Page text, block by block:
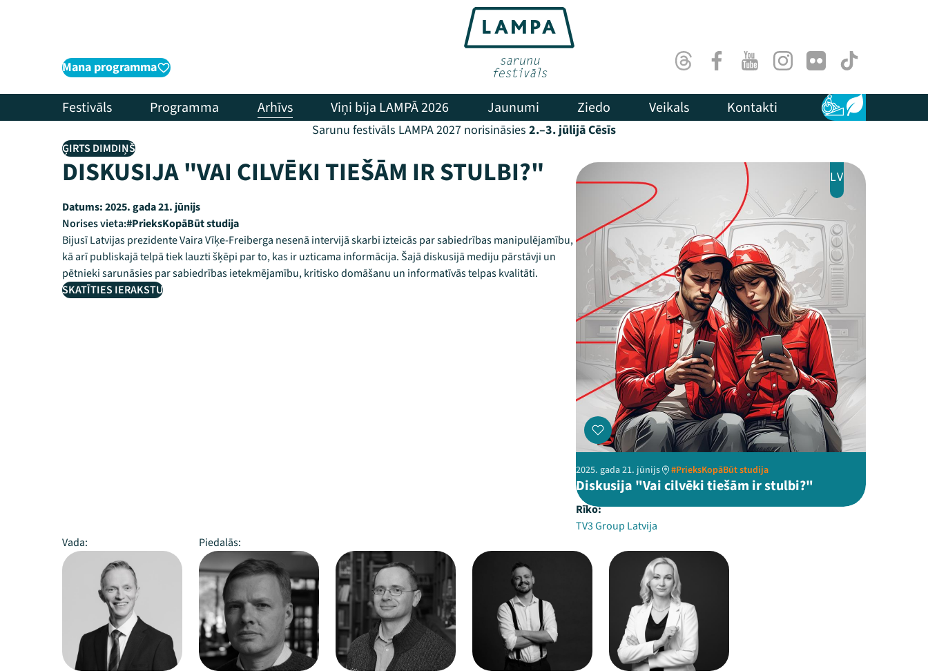
Mana programma ThreadsFacebookYoutubeInstagram
Flick TikTok
Festivāls Programma Arhīvs Viņi bija LAMPĀ 2026 Jaunumi Ziedo Veikals Kontakti Pieejamība
Ilgtspēja
Sarunu festivāls LAMPA 2027 norisināsies 2.–3. jūlijā Cēsīs
ĢIRTS DIMDIŅŠ
DISKUSIJA "VAI CILVĒKI TIEŠĀM IR STULBI?"
Datums:2025. gada 21. jūnijs
Norises vieta:#PrieksKopāBūt studija
Bijusī Latvijas prezidente Vaira Vīķe-Freiberga nesenā intervijā skarbi izteicās par sabiedrības manipulējamību,
kā arī publiskajā telpā tiek lauzti šķēpi par to, kas ir uzticama informācija. Šajā diskusijā mediju pārstāvji un
pētnieki sarunāsies par sabiedrības ietekmējamību, kritisko domāšanu un informatīvās telpas kvalitāti.
SKATĪTIES IERAKSTU
LV
2025. gada 21. jūnijs #PrieksKopāBūt studija
Diskusija "Vai cilvēki tiešām ir stulbi?"
Rīko:
TV3 Group Latvija
Vada:
Piedalās: